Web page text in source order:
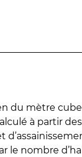
du mètre cube
à partir
le nombre